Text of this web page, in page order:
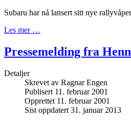
Subaru har nå lansert sitt nye
Les mer …
Pressemelding fra
Detaljer
Skrevet av Ragnar Engen
Publisert 11. februar 2001
Opprettet 11. februar 2001
Sist oppdatert 31. januar 2013